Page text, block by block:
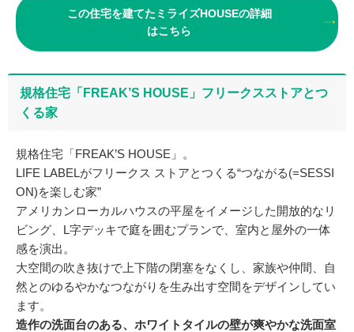
この住宅を建てたミライズHOUSEの詳細
はこちら
規格住宅「FREAK’S HOUSE」フリークスストアとつ
くる家
規格住宅「FREAK’S HOUSE」。
LIFE LABELがフリークス ストアとつくる“つながる(=SESSI
ON)を楽しむ家”
アメリカンローカルハウスの平屋をイメージした開放的なリ
ビング、L字デッキで庭を囲むプランで、室内と屋外の一体
感を演出。
大空間の吹き抜けで上下階の閉塞をなくし、家族や仲間、自
然とのゆるやかなつながりを生み出す空間をデザインしてい
ます。
造作の洗面台のある、ホワイトタイルの壁が爽やかな洗面室